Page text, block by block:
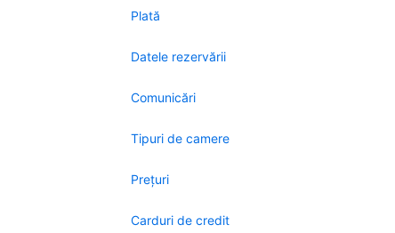
Plată
Datele rezervării
Comunicări
Tipuri de camere
Preţuri
Carduri de credit